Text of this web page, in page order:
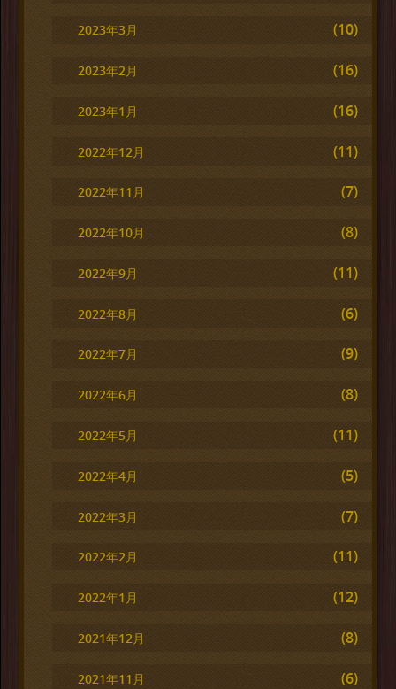
2023年3月 (10)
2023年2月 (16)
2023年1月 (16)
2022年12月 (11)
2022年11月 (7)
2022年10月 (8)
2022年9月 (11)
2022年8月 (6)
2022年7月 (9)
2022年6月 (8)
2022年5月 (11)
2022年4月 (5)
2022年3月 (7)
2022年2月 (11)
2022年1月 (12)
2021年12月 (8)
2021年11月 (6)